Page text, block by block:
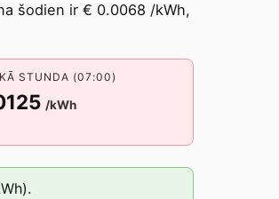
šodien ir € 0.0068 /kWh,
STUNDA (07:00)
/kWh